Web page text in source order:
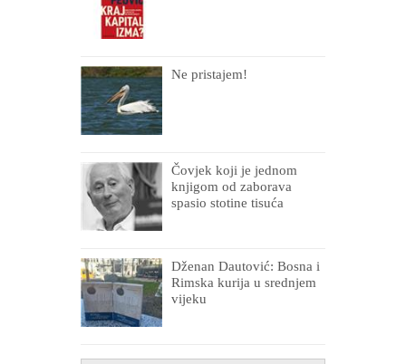
Ne pristajem!
Čovjek koji je jednom
knjigom od zaborava
spasio stotine tisuća
Dženan Dautović: Bosna i
Rimska kurija u srednjem
vijeku